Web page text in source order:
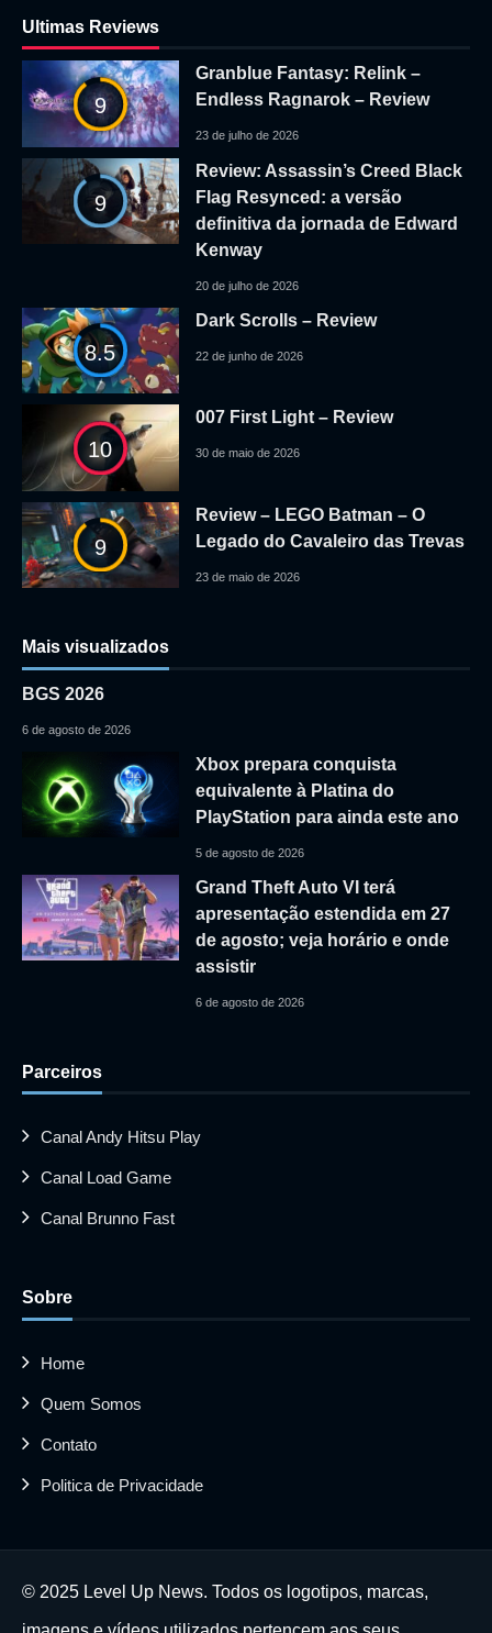
Ultimas Reviews
9
Granblue Fantasy: Relink –
Endless Ragnarok – Review
23 de julho de 2026
9
Review: Assassin’s Creed Black
Flag Resynced: a versão
definitiva da jornada de Edward
Kenway
20 de julho de 2026
8.5
Dark Scrolls – Review
22 de junho de 2026
10
007 First Light – Review
30 de maio de 2026
9
Review – LEGO Batman – O
Legado do Cavaleiro das Trevas
23 de maio de 2026
Mais visualizados
BGS 2026
6 de agosto de 2026
Xbox prepara conquista
equivalente à Platina do
PlayStation para ainda este ano
5 de agosto de 2026
Grand Theft Auto VI terá
apresentação estendida em 27
de agosto; veja horário e onde
assistir
6 de agosto de 2026
Parceiros
Canal Andy Hitsu Play
Canal Load Game
Canal Brunno Fast
Sobre
Home
Quem Somos
Contato
Politica de Privacidade
© 2025 Level Up News. Todos os logotipos, marcas,